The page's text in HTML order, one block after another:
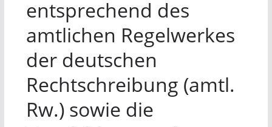
entsprechend des
amtlichen Regelwerkes
der deutschen
Rechtschreibung (amtl.
Rw.) sowie die